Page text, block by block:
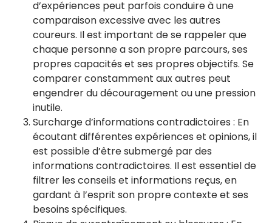
d’expériences peut parfois conduire à une
comparaison excessive avec les autres
coureurs. Il est important de se rappeler que
chaque personne a son propre parcours, ses
propres capacités et ses propres objectifs. Se
comparer constamment aux autres peut
engendrer du découragement ou une pression
inutile.
Surcharge d’informations contradictoires : En
écoutant différentes expériences et opinions, il
est possible d’être submergé par des
informations contradictoires. Il est essentiel de
filtrer les conseils et informations reçus, en
gardant à l’esprit son propre contexte et ses
besoins spécifiques.